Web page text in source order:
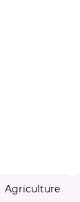
Agriculture